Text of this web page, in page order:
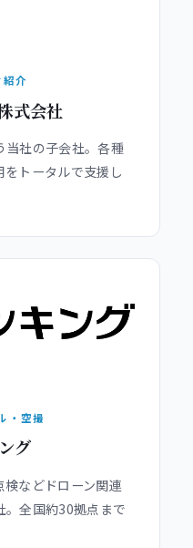
介
式会社
当社の子会社。各種
トータルで支援し
・空撮
グ
検などドローン関連
。全国約30拠点まで